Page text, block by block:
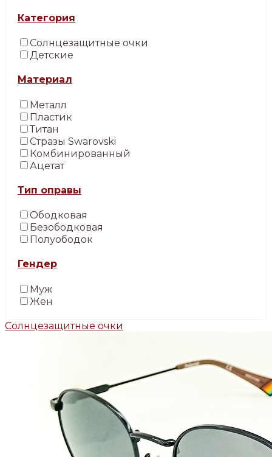
Категория
Солнцезащитные очки
Детские
Материал
Металл
Пластик
Титан
Стразы Swarovski
Комбинированный
Ацетат
Тип оправы
Ободковая
Безободковая
Полуободок
Гендер
Муж
Жен
Солнцезащитные очки